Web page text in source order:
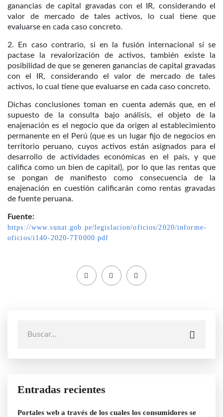
ganancias de capital gravadas con el IR, considerando el
valor de mercado de tales activos, lo cual tiene que
evaluarse en cada caso concreto.
2. En caso contrario, si en la fusión internacional sí se
pactase la revalorización de activos, también existe la
posibilidad de que se generen ganancias de capital gravadas
con el IR, considerando el valor de mercado de tales
activos, lo cual tiene que evaluarse en cada caso concreto.
Dichas conclusiones toman en cuenta además que, en el
supuesto de la consulta bajo análisis, el objeto de la
enajenación es el negocio que da origen al establecimiento
permanente en el Perú (que es un lugar fijo de negocios en
territorio peruano, cuyos activos están asignados para el
desarrollo de actividades económicas en el país, y que
califica como un bien de capital), por lo que las rentas que
se pongan de manifiesto como consecuencia de la
enajenación en cuestión calificarán como rentas gravadas
de fuente peruana.
Fuente:
https://www.sunat.gob.pe/legislacion/oficios/2020/informe-
oficios/i140-2020-7T0000.pdf
Entradas recientes
Portales web a través de los cuales los consumidores se